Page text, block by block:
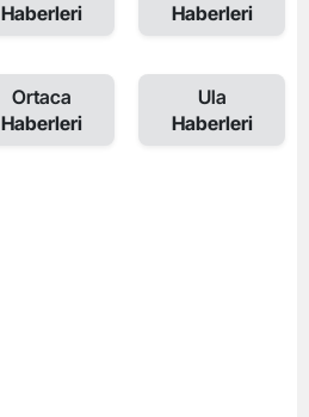
Haberleri
Haberleri
Ortaca
Haberleri
Ula
Haberleri